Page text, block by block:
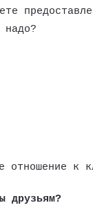
отношение к
друзьям?